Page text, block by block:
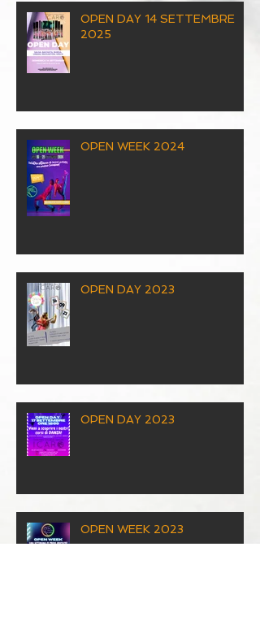
OPEN DAY 14 SETTEMBRE
2025
OPEN WEEK 2024
OPEN DAY 2023
OPEN DAY 2023
OPEN WEEK 2023